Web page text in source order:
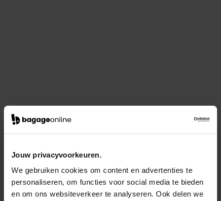
Jouw privacyvoorkeuren.
We gebruiken cookies om content en advertenties te
personaliseren, om functies voor social media te bieden
en om ons websiteverkeer te analyseren. Ook delen we